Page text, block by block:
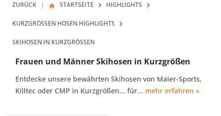
ZURÜCK | STARTSEITE HIGHLIGHTS
KURZGRÖSSEN HOSEN HIGHLIGHTS
SKIHOSEN IN KURZGRÖSSEN
Frauen und Männer Skihosen in Kurzgrößen
Entdecke unsere bewährten Skihosen von Maier-Sports,
Killtec oder CMP in Kurzgrößen... für... mehr erfahren »